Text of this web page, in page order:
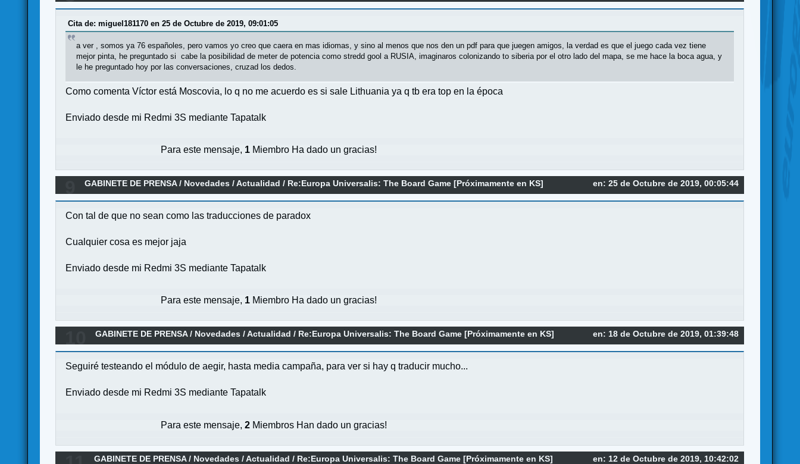
Cita de: miguel181170 en 25 de Octubre de 2019, 09:01:05
a ver , somos ya 76 españoles, pero vamos yo creo que caera en mas idiomas, y sino al menos que nos den un pdf para que juegen amigos, la verdad es que el juego cada vez tiene
mejor pinta, he preguntado si cabe la posibilidad de meter de potencia como stredd gool a RUSIA, imaginaros colonizando to siberia por el otro lado del mapa, se me hace la boca agua, y
le he preguntado hoy por las conversaciones, cruzad los dedos.
Como comenta Víctor está Moscovia, lo q no me acuerdo es si sale Lithuania ya q tb era top en la época
Enviado desde mi Redmi 3S mediante Tapatalk
Para este mensaje, 1 Miembro Ha dado un gracias!
en: 25 de Octubre de 2019, 00:05:44
GABINETE DE PRENSA/ Novedades / Actualidad / Re:Europa Universalis: The Board Game [Próximamente en KS]
Con tal de que no sean como las traducciones de paradox
Cualquier cosa es mejor jaja
Enviado desde mi Redmi 3S mediante Tapatalk
Para este mensaje, 1 Miembro Ha dado un gracias!
en: 18 de Octubre de 2019, 01:39:48
GABINETE DE PRENSA/ Novedades / Actualidad / Re:Europa Universalis: The Board Game [Próximamente en KS]
Seguiré testeando el módulo de aegir, hasta media campaña, para ver si hay q traducir mucho...
Enviado desde mi Redmi 3S mediante Tapatalk
Para este mensaje,2 Miembros Han dado un gracias!
en: 12 de Octubre de 2019, 10:42:02
GABINETE DE PRENSA/ Novedades / Actualidad / Re:Europa Universalis: The Board Game [Próximamente en KS]